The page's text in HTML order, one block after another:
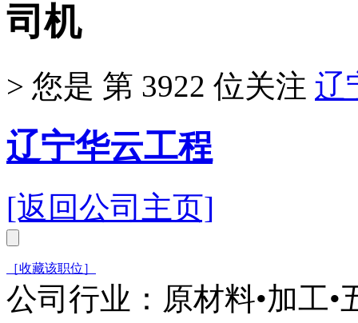
司机
> 您是 第 3922 位关注 辽
辽宁华云工程
[返回公司主页]
［收藏该职位］
公司行业：原材料•加工•